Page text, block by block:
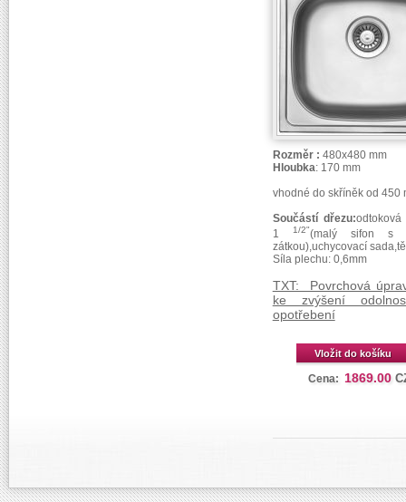
Rozměr : 480x480 mm
Hloubka: 170 mm
vhodné do skříněk od 450
Součástí dřezu:odtoková
1
1/2"(malý sifon s
zátkou),uchycovací
Síla plechu:0,6mm
TXT: Povrchová
ke zvýšení
opotřebení
Vložit do košíku
Cena: 1869.00